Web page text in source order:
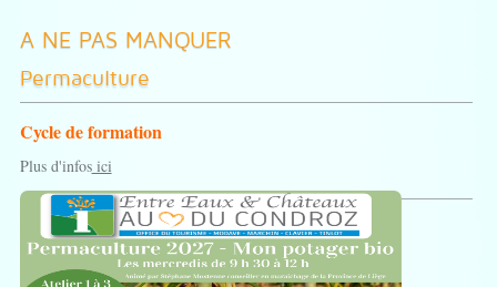
A NE PAS MANQUER
Permaculture
Cycle de formation
Plus d'infosici